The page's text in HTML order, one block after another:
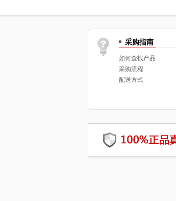
采购指南
如何查找产品
采购流程
配送方式